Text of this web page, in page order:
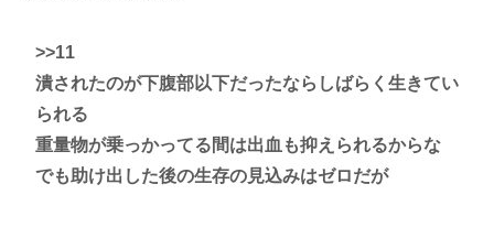
>>11
潰されたのが下腹部以下だったならしばらく生きてい
られる
重量物が乗っかってる間は出血も抑えられるからな
でも助け出した後の生存の見込みはゼロだが